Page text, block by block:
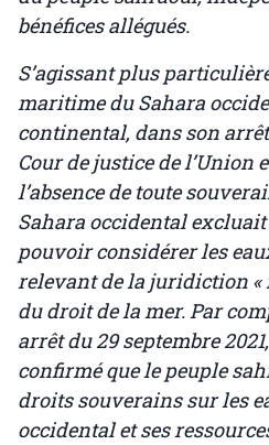
bénéfices allégués.
S’agissant plus
maritime du Sahara
continental, dans son
Cour de justice de l’Union
l’absence de toute
Sahara occidental
pouvoir considérer les
relevant de la juridiction «
du droit de la mer. Par
arrêt du 29 septembre
confirmé que le peuple
droits souverains sur les
occidental et ses